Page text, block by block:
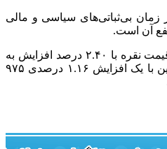
زمان بی‌ثباتی‌های سیاسی و مالی
آن است.
در میان سایر فلزات گران‌بها، قیمت نقره با ۲.۴۰ درصد افزایش به
۳۳ دلار و ۲۶ سنت رسید و پلاتین با یک افزایش ۱.۱۶ درصدی ۹۷۵